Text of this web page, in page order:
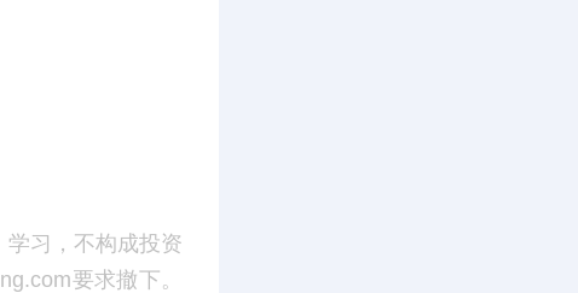
习，不构成投资
要求撤下。